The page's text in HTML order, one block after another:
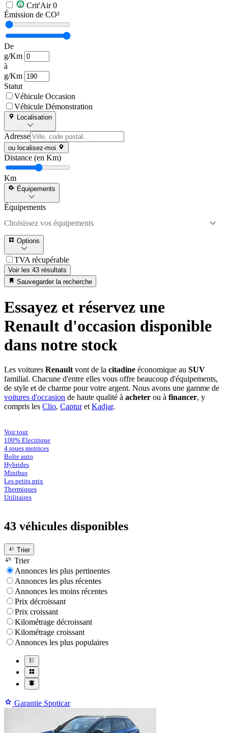
Crit'Air 0
Émission de CO²
De
g/Km
à
g/Km
Statut
Véhicule Occasion
Véhicule Démonstration
Localisation
Adresse
ou localisez-moi
Distance (en Km)
Km
Équipements
Équipements
Choisissez vos équipements
Options
TVA récupérable
Voir les 43 résultats
Sauvegarder la recherche
Essayez et réservez une
Renault d'occasion disponible
dans notre stock
Les voitures Renaultvont de la citadine économique au SUV
familial. Chacune d'entre elles vous offre beaucoup d'équipements,
de style et de charme pour votre argent. Nous avons une gamme de
voitures d'occasion de haute qualité à acheter ou à financer, y
compris les Clio, CapturetKadjar.
Voir tout
100% Electrique
4 roues motrices
Boîte auto
Hybrides
Minibus
Les petits prix
Thermiques
Utilitaires
43 véhicules disponibles
Trier
Trier
Annonces les plus pertinentes
Annonces les plus récentes
Annonces les moins récentes
Prix décroissant
Prix croissant
Kilométrage décroissant
Kilométrage croissant
Annonces les plus populaires
Garantie Spoticar